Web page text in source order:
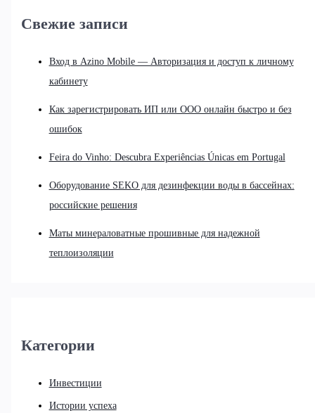
Свежие записи
Вход в Azino Mobile — Авторизация и доступ к личному
кабинету
Как зарегистрировать ИП или ООО онлайн быстро и без
ошибок
Feira do Vinho: Descubra Experiências Únicas em Portugal
Оборудование SEKO для дезинфекции воды в бассейнах:
российские решения
Маты минераловатные прошивные для надежной
теплоизоляции
Категории
Инвестиции
Истории успеха